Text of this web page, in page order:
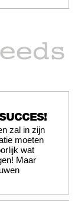
zal in zijn
moeten
wat
Maar